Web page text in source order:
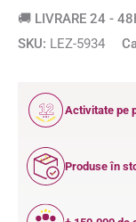
🚚 LIVRARE 24 -
SKU: LEZ-5934
12
ANI
Activitate pe
Produse în